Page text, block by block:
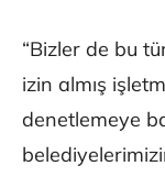
“Bizler de bu
izin almış
denetlemeye